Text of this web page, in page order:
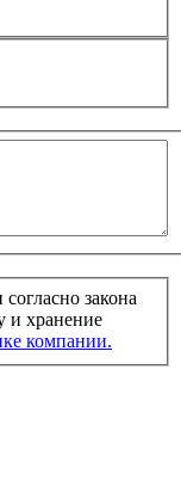
закона
и хранение
компании.